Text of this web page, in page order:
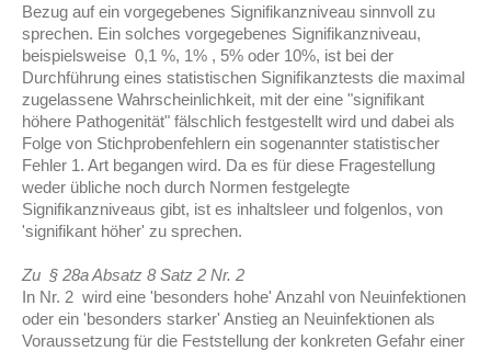
Bezug auf ein vorgegebenes Signifikanzniveau sinnvoll zu
sprechen. Ein solches vorgegebenes Signifikanzniveau,
beispielsweise 0,1 %, 1% , 5% oder 10%, ist bei der
Durchführung eines statistischen Signifikanztests die maximal
zugelassene Wahrscheinlichkeit, mit der eine "signifikant
höhere Pathogenität" fälschlich festgestellt wird und dabei als
Folge von Stichprobenfehlern ein sogenannter statistischer
Fehler 1. Art begangen wird. Da es für diese Fragestellung
weder übliche noch durch Normen festgelegte
Signifikanzniveaus gibt, ist es inhaltsleer und folgenlos, von
'signifikant höher' zu sprechen.
Zu § 28a Absatz 8 Satz 2 Nr. 2
In Nr. 2 wird eine 'besonders hohe' Anzahl von Neuinfektionen
oder ein 'besonders starker' Anstieg an Neuinfektionen als
Voraussetzung für die Feststellung der konkreten Gefahr einer